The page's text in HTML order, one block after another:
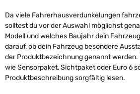
Da viele Fahrerhausverdunkelungen
solltest du vor der Auswahl möglichst
Modell und welches Baujahr dein
darauf, ob dein Fahrzeug besondere
der Produktbezeichnung genannt werden.
wie Sensorpaket, Sichtpaket oder Euro 6
Produktbeschreibung sorgfältig lesen.